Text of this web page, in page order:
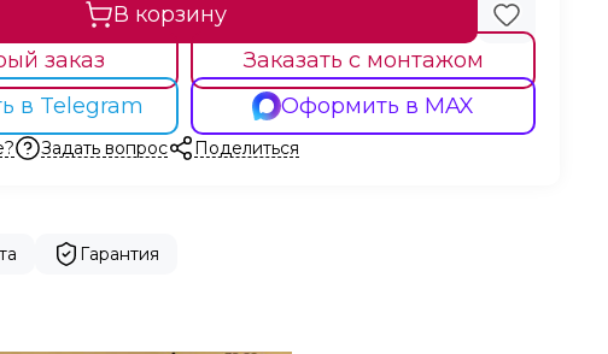
В корзину
заказ
Заказать с монтажом
в Telegram
Оформить в MAX
Задать вопрос Поделиться
Гарантия